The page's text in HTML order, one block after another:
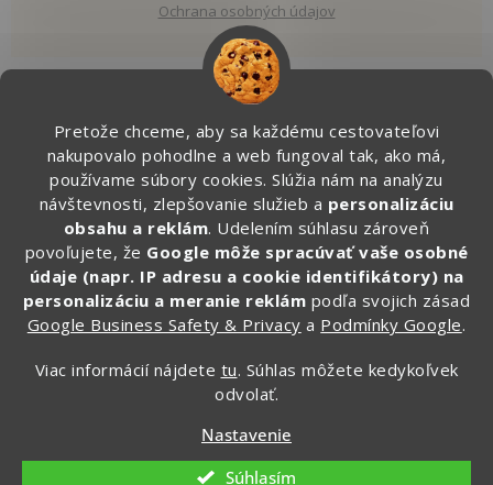
Pretože chceme, aby sa každému cestovateľovi
nakupovalo pohodlne a web fungoval tak, ako má,
používame súbory cookies. Slúžia nám na analýzu
návštevnosti, zlepšovanie služieb a personalizáciu
obsahu a reklám. Udelením súhlasu zároveň
povoľujete, že Google môže spracúvať vaše osobné
údaje (napr. IP adresu a cookie identifikátory) na
personalizáciu a meranie reklám podľa svojich zásad
Google Business Safety & Privacy a Podmínky Google.
Viac informácií nájdete tu. Súhlas môžete kedykoľvek
odvolať.
Nastavenie
Súhlasím
Ochrana osobných údajov
Kontakt
info@zapakuj.sk
+421 950 887 079 (Po - Pia, 16:00 – 21:00)
Zapakuj.czsk
zapakuj_czsk
@zapakuj_cz
Vytvoril Shoptet
Zapakuj.sk. Všetky práva vyhradené.